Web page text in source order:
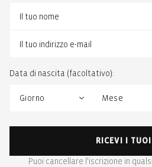
Data di nascita (facoltativo):
RICEVI I
Puoi cancellare l'iscrizione in